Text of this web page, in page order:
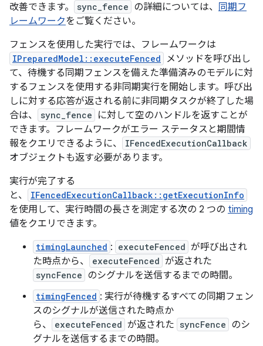
改善できます。
sync_fence の詳細については、 同期フ
レームワークをご覧ください。
フェンスを使用した実行では、フレームワークは
IPreparedModel::executeFenced
メソッドを呼び出し
て、待機する同期フェンスを備えた準備済みのモデルに対
するフェンスを使用する非同期実行を開始します。呼び出
しに対する応答が返される前に非同期タスクが終了した場
合は、
sync_fence
に対して空のハンドルを返すことが
できます。フレームワークがエラー ステータスと期間情
報をクエリできるように、
IFencedExecutionCallback
オブジェクトも返す必要があります。
実行が完了する
と、
IFencedExecutionCallback::getExecutionInfo
を使用して、実行時間の長さを測定する次の 2 つの timing
値をクエリできます。
timingLaunched : executeFenced が呼び出され
た時点から、
executeFenced が返された
syncFence のシグナルを送信するまでの時間。
timingFenced : 実行が待機するすべての同期フェン
スのシグナルが送信された時点か
ら、
executeFenced が返された syncFence のシ
グナルを送信するまでの時間。